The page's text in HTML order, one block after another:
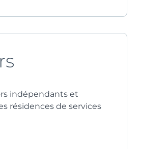
indépendants et
résidences de services